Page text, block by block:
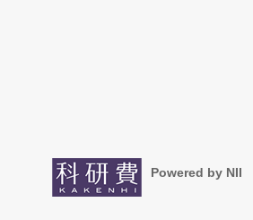
Powered by NII